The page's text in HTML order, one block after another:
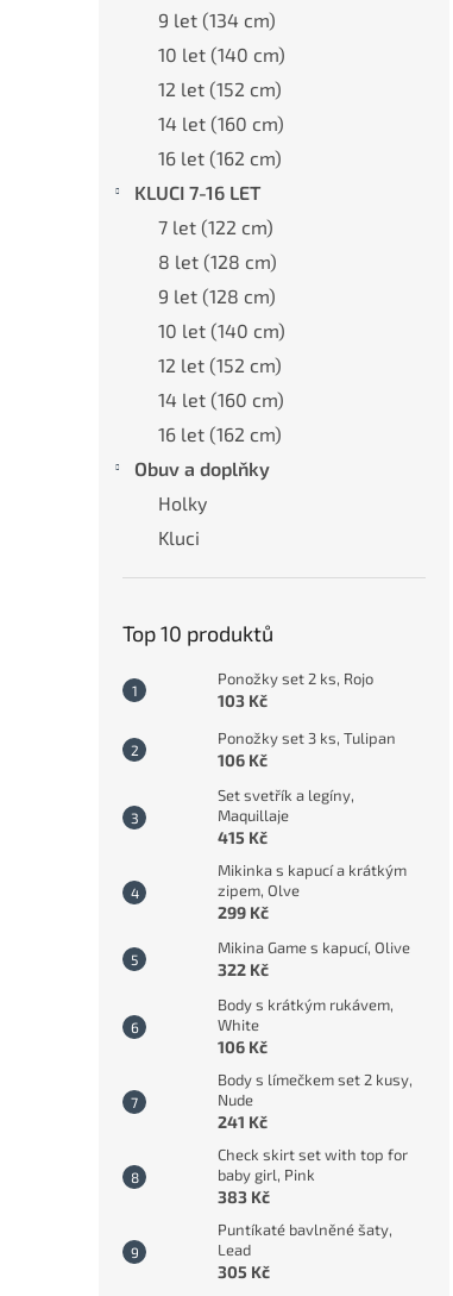
9 let (134 cm)
10 let (140 cm)
12 let (152 cm)
14 let (160 cm)
16 let (162 cm)
KLUCI 7-16 LET
7 let (122 cm)
8 let (128 cm)
9 let (128 cm)
10 let (140 cm)
12 let (152 cm)
14 let (160 cm)
16 let (162 cm)
Obuv a doplňky
Holky
Kluci
Top 10 produktů
Ponožky set 2 ks, Rojo
103 Kč
Ponožky set 3 ks, Tulipan
106 Kč
Set svetřík a legíny,
Maquillaje
415 Kč
Mikinka s kapucí a krátkým
zipem, Olve
299 Kč
Mikina Game s kapucí, Olive
322 Kč
Body s krátkým rukávem,
White
106 Kč
Body s límečkem set 2 kusy,
Nude
241 Kč
Check skirt set with top for
baby girl, Pink
383 Kč
Puntíkaté bavlněné šaty,
Lead
305 Kč